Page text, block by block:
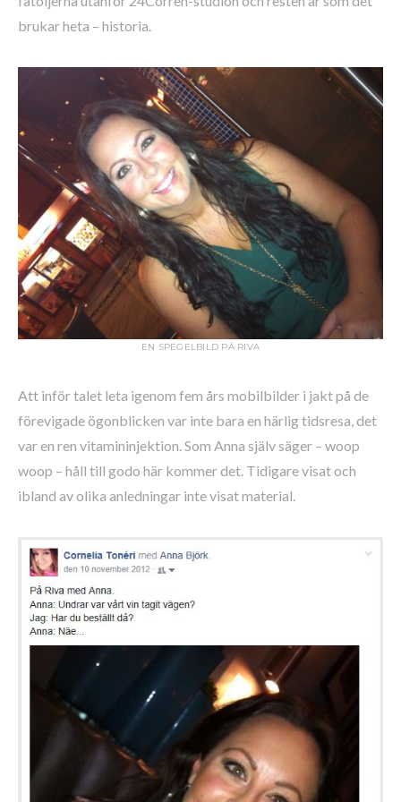
brukar heta – historia.
EN SPEGELBILD PÅ RIVA
Att inför talet leta igenom fem års mobilbilder i jakt på de
förevigade ögonblicken var inte bara en härlig tidsresa, det
var en ren vitamininjektion. Som Anna själv säger – woop
woop – håll till godo här kommer det. Tidigare visat och
ibland av olika anledningar inte visat material.